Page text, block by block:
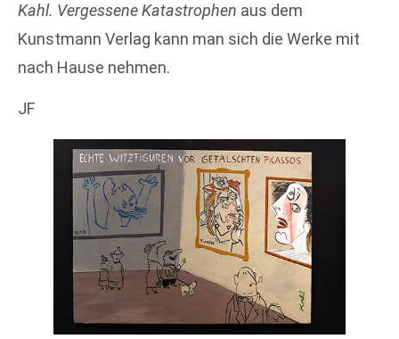
Kahl. Vergessene Katastrophen aus dem
Kunstmann Verlag kann man sich die Werke mit
nach Hause nehmen.
JF